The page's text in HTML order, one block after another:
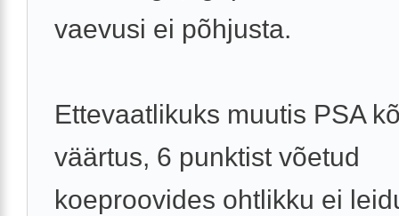
vaevusi ei põhjusta.
Ettevaatlikuks muutis PSA
väärtus, 6 punktist võetud
koeproovides ohtlikku ei